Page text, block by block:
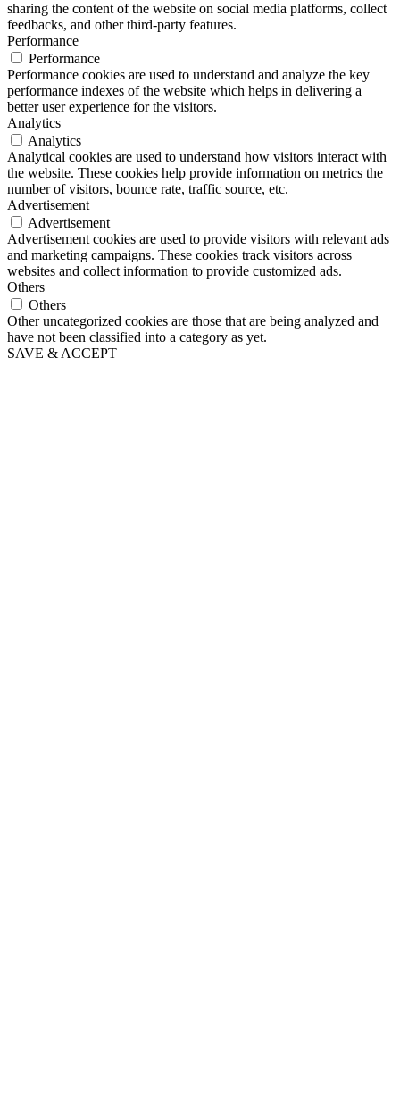
sharing the content of the website on social media platforms, collect
feedbacks, and other third-party features.
Performance
Performance
Performance cookies are used to understand and analyze the key
performance indexes of the website which helps in delivering a
better user experience for the visitors.
Analytics
Analytics
Analytical cookies are used to understand how visitors interact with
the website. These cookies help provide information on metrics the
number of visitors, bounce rate, traffic source, etc.
Advertisement
Advertisement
Advertisement cookies are used to provide visitors with relevant ads
and marketing campaigns. These cookies track visitors across
websites and collect information to provide customized ads.
Others
Others
Other uncategorized cookies are those that are being analyzed and
have not been classified into a category as yet.
SAVE & ACCEPT